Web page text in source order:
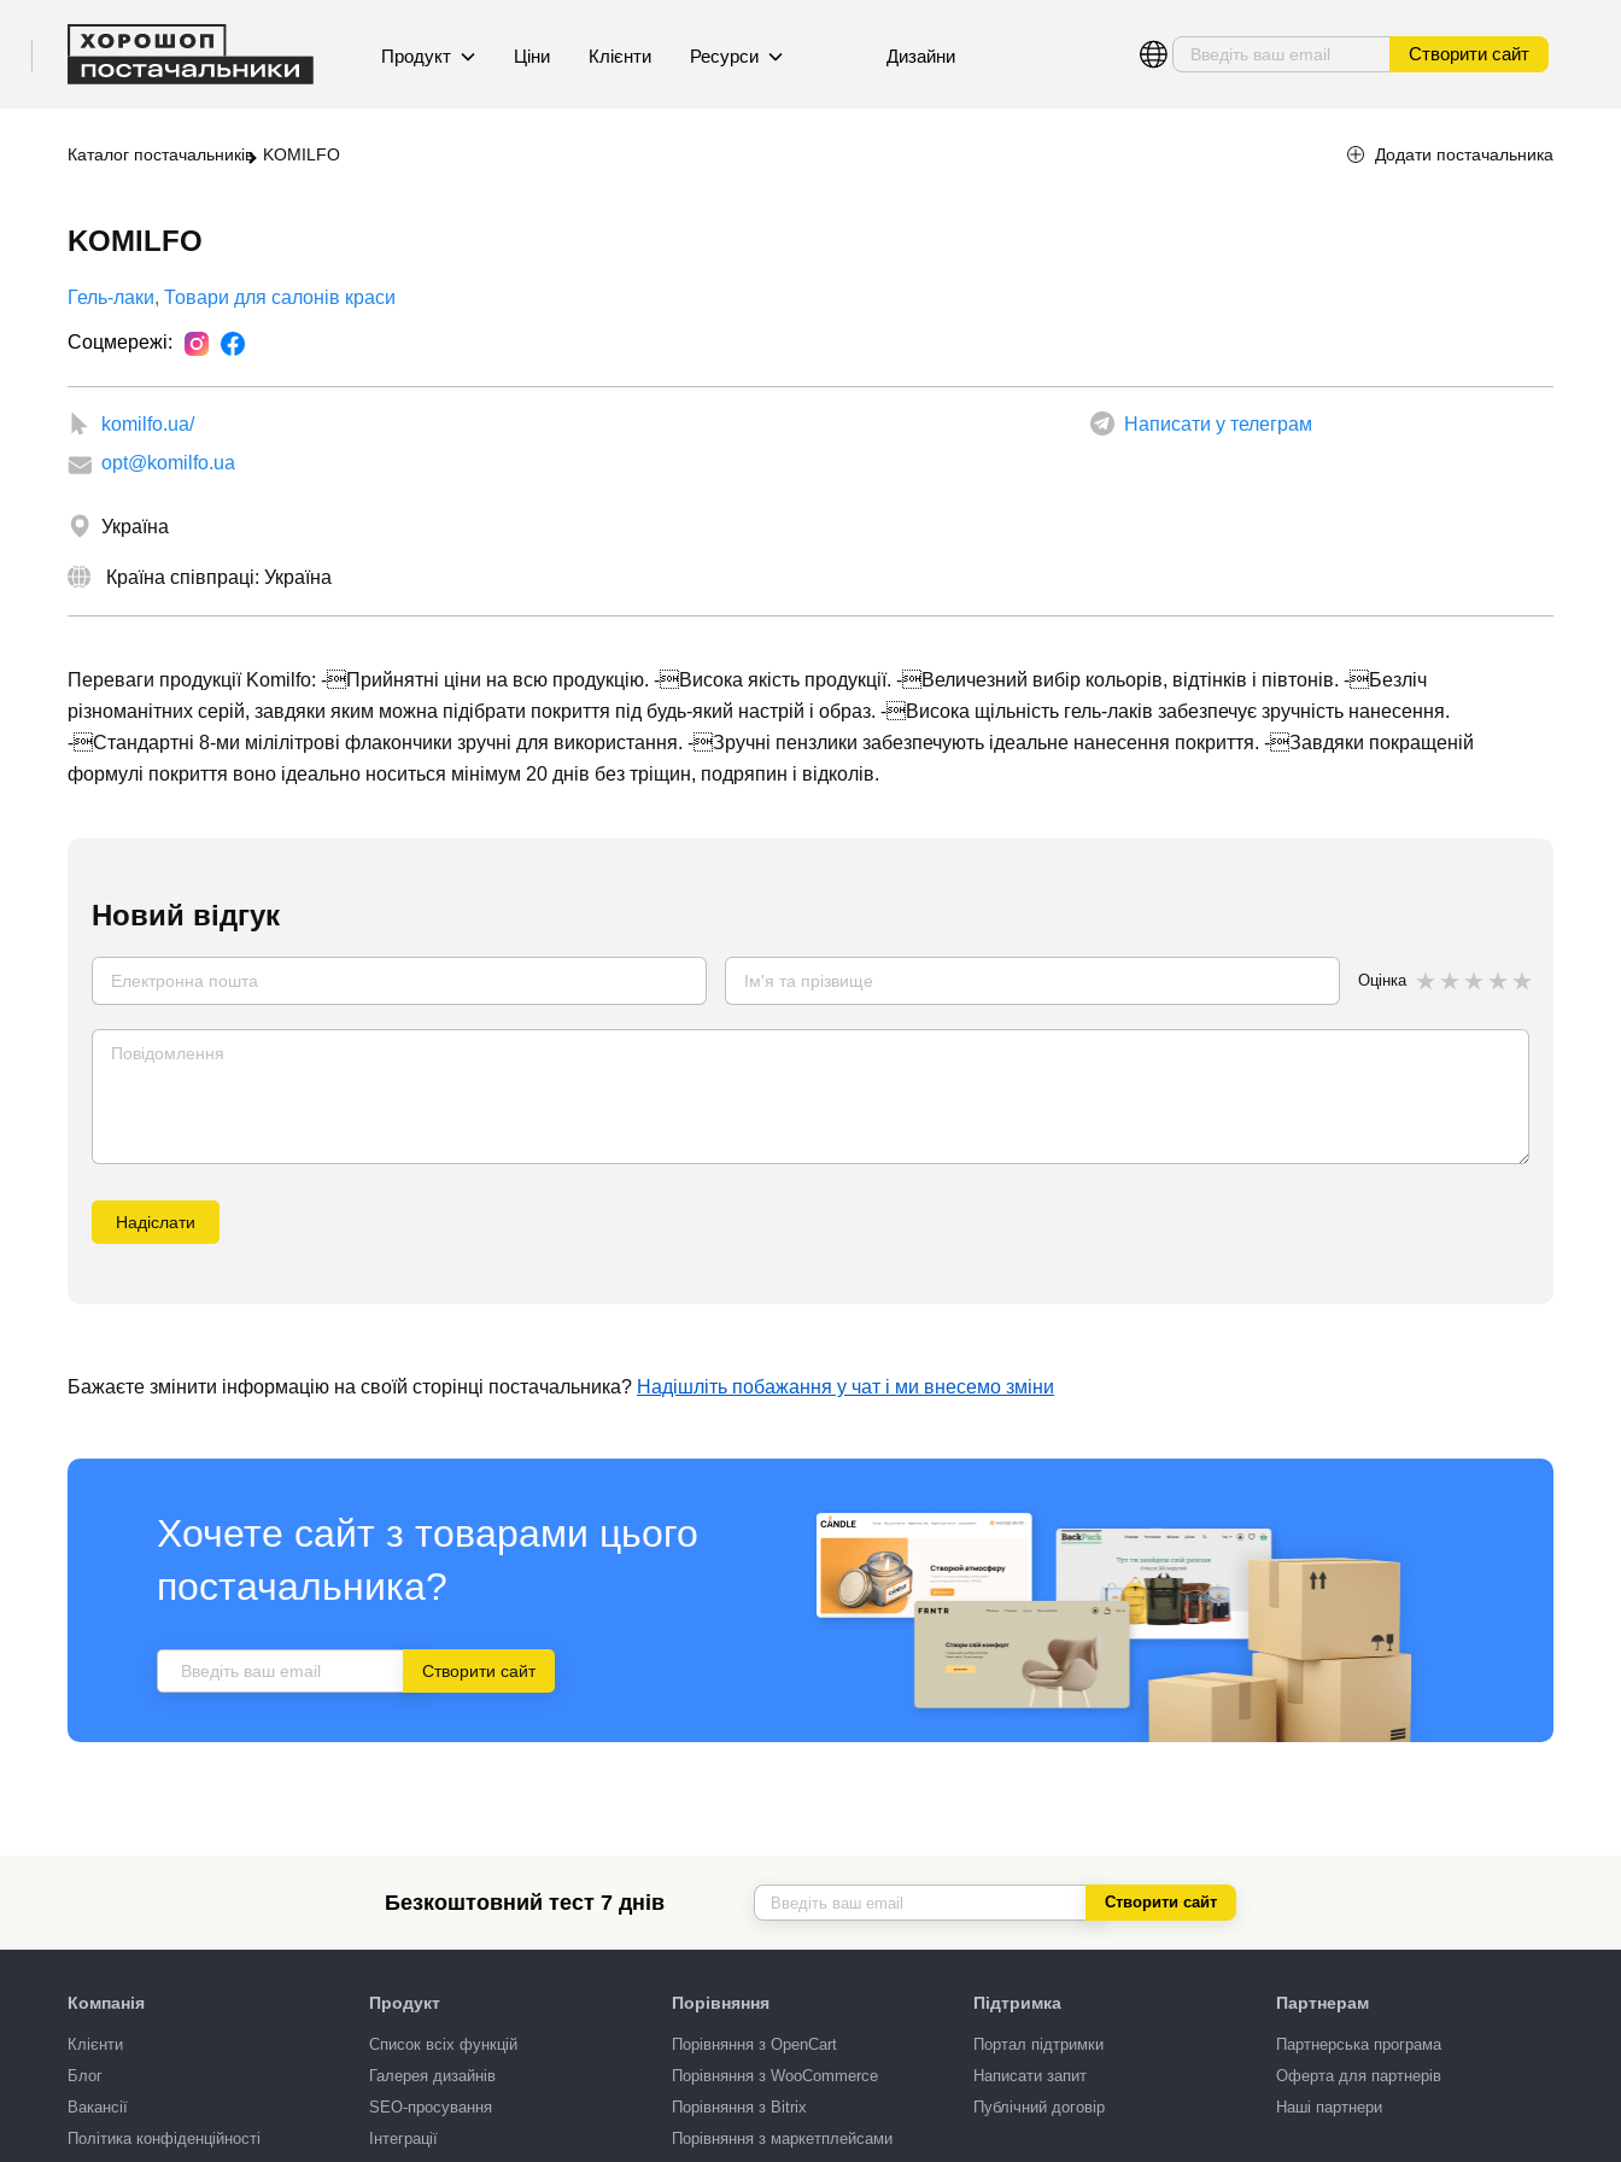
Продукт Ціни Клієнти Ресурси Дизайни Створити сайт
Каталог постачальників KOMILFO Додати постачальника
KOMILFO
Гель-лаки Товари для салонів краси
Соцмережі:
komilfo.ua/
opt@komilfo.ua
Написати у телеграм
Україна
Країна співпраці: Україна
Переваги продукції Komilfo: -Прийнятні ціни на всю продукцію. -Висока якість продукції. -Величезний вибір кольорів, відтінків і півтонів. -Безліч
різноманітних серій, завдяки яким можна підібрати покриття під будь-який настрій і образ. -Висока щільність гель-лаків забезпечує зручність нанесення.
-Стандартні 8-ми мілілітрові флакончики зручні для використання. -Зручні пензлики забезпечують ідеальне нанесення покриття. -Завдяки покращеній
формулі покриття воно ідеально носиться мінімум 20 днів без тріщин, подряпин і відколів.
Новий відгук
Оцінка
Надіслати
Бажаєте змінити інформацію на своїй сторінці постачальника? Надішліть побажання у чат і ми внесемо зміни
Хочете сайт з товарами цього
постачальника?
Створити сайт
Безкоштовний тест 7 днів Створити сайт
Компанія
Клієнти
Блог
Вакансії
Політика конфіденційності
Продукт
Список всіх функцій
Галерея дизайнів
SEO-просування
Інтеграції
Порівняння
Порівняння з OpenCart
Порівняння з WooCommerce
Порівняння з Bitrix
Порівняння з маркетплейсами
Підтримка
Портал підтримки
Написати запит
Публічний договір
Партнерам
Партнерська програма
Оферта для партнерів
Наші партнери